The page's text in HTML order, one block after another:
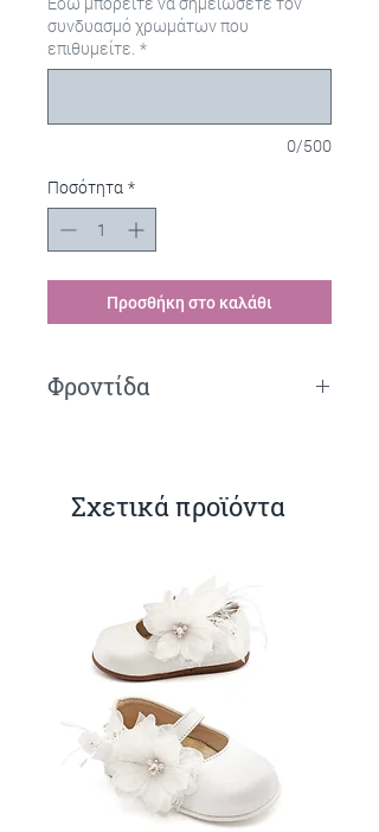
συνδυασμό χρωμάτων που
επιθυμείτε. *
0/500
Ποσότητα *
Προσθήκη στο καλάθι
Φροντίδα
Σχετικά προϊόντα